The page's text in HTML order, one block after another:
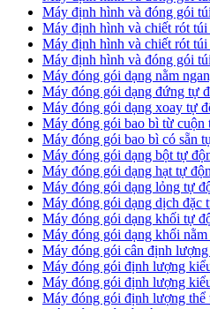
Máy định hình và đóng gói
Máy định hình và chiết rót
Máy định hình và chiết rót túi
Máy định hình và đóng gói
Máy đóng gói dạng nằm
Máy đóng gói dạng đứng tự
Máy đóng gói dạng xoay tự
Máy đóng gói bao bì từ cuộn
Máy đóng gói bao bì có sẵn
Máy đóng gói dạng bột tự
Máy đóng gói dạng hạt tự
Máy đóng gói dạng lỏng tự
Máy đóng gói dạng dịch đặc
Máy đóng gói dạng khối tự
Máy đóng gói dạng khối
Máy đóng gói cân định
Máy đóng gói định lượng
Máy đóng gói định lượng
Máy đóng gói định lượng thể